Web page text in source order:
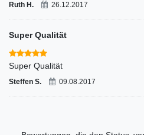
Ruth H. 26.12.2017
Super Qualität
Super Qualität
Steffen S. 09.08.2017